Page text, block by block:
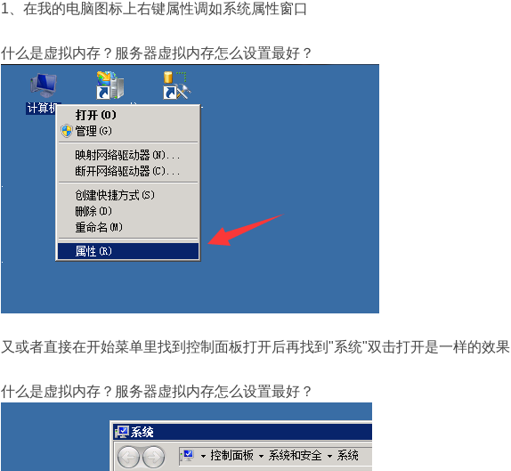
1、在我的电脑图标上右键属性调如系统属性窗口
什么是虚拟内存？服务器虚拟内存怎么设置最好？
又或者直接在开始菜单里找到控制面板打开后再找到"系统"双击打开是一样的效果
什么是虚拟内存？服务器虚拟内存怎么设置最好？